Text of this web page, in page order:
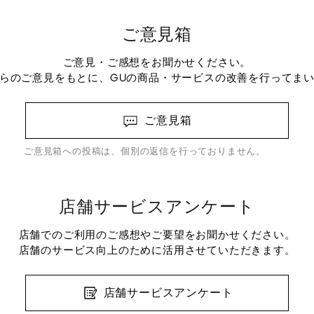
ご意見箱
ご意見・ご感想をお聞かせください。
のご意見をもとに、GUの商品・サービスの改善を行ってまい
ご意見箱
ご意見箱への投稿は、個別の返信を行っておりません。
店舗サービスアンケート
店舗でのご利用のご感想やご要望をお聞かせください。
店舗のサービス向上のために活用させていただきます。
店舗サービスアンケート